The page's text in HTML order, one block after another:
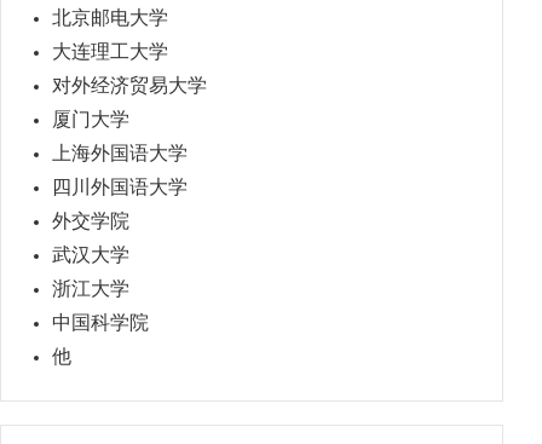
北京邮电大学
大连理工大学
对外经济贸易大学
厦门大学
上海外国语大学
四川外国语大学
外交学院
武汉大学
浙江大学
中国科学院
他